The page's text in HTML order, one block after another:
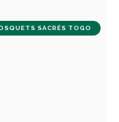
SACRÉS TOGO